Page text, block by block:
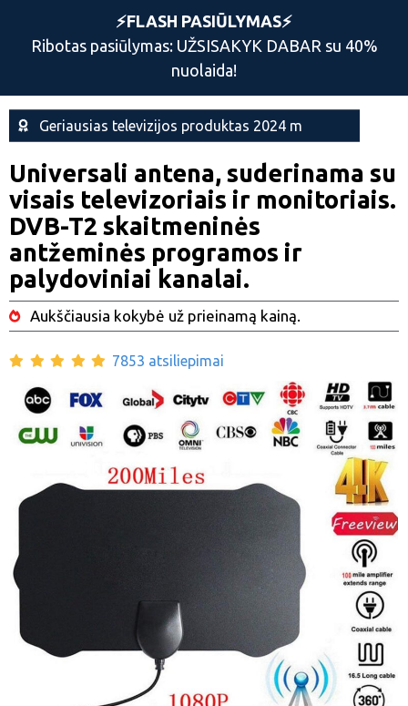
⚡️FLASH PASIŪLYMAS⚡️
Ribotas pasiūlymas: UŽSISAKYK DABAR su 40%
nuolaida!
Geriausias televizijos produktas 2024 m
Universali antena, suderinama su
visais televizoriais ir monitoriais.
DVB-T2 skaitmeninės
antžeminės programos ir
palydoviniai kanalai.
Aukščiausia kokybė už prieinamą kainą.
7853 atsiliepimai